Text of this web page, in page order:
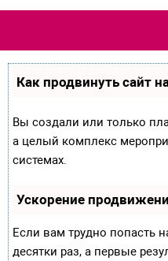
Как продвинуть сайт
Вы создали или только
а целый комплекс
системах.
Ускорение
Если вам трудно попасть
десятки раз, а первые